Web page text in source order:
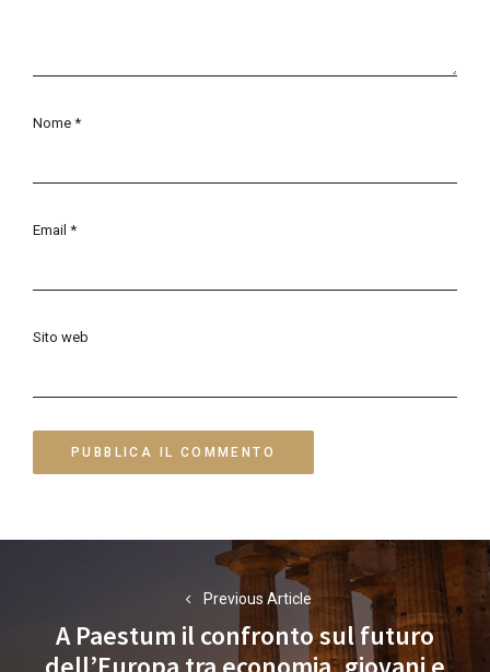
Nome *
Email *
Sito web
Previous Article
Previous
A Paestum il confronto sul futuro